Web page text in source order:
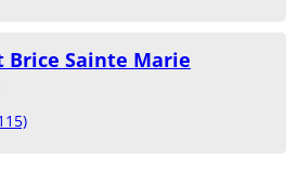
Sainte Marie